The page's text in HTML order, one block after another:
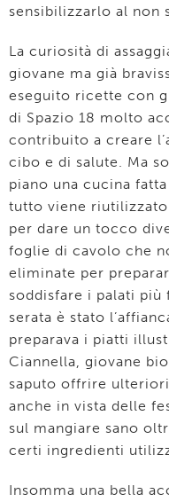
sensibilizzarlo al non
La curiosità di
giovane ma già
eseguito ricette con
di Spazio 18 molto
contribuito a creare
cibo e di salute. Ma
piano una cucina
tutto viene
per dare un tocco
foglie di cavolo che
eliminate per
soddisfare i palati più
serata è stato
preparava i piatti
Ciannella, giovane
saputo offrire
anche in vista delle
sul mangiare sano
certi ingredienti
Insomma una bella